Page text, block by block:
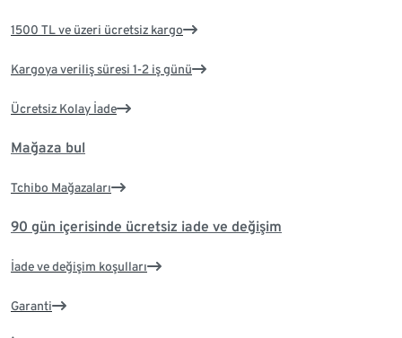
1500 TL ve üzeri ücretsiz kargo
Kargoya veriliş süresi 1-2 iş günü
Ücretsiz Kolay İade
Mağaza bul
Tchibo Mağazaları
90 gün içerisinde ücretsiz iade ve değişim
İade ve değişim koşulları
Garanti